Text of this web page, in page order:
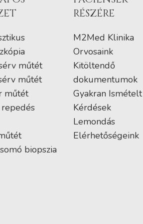
műtét
műtét
műtét
biopszia
RÉSZÉRE
M2Med Klinika
Orvosaink
Kitöltendő
dokumentumok
Gyakran Ismételt
Kérdések
Lemondás
Elérhetőségeink